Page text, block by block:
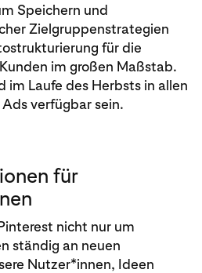
Speichern und
Zielgruppenstrategien
für die
im großen Maßstab.
im Laufe des Herbsts in allen
verfügbar sein.
für
nicht nur um
ständig an neuen
Nutzer*innen, Ideen